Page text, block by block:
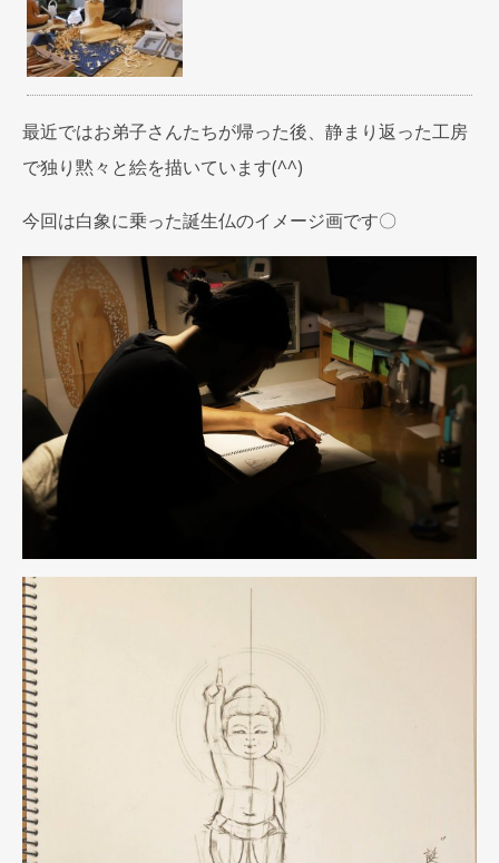
最近ではお弟子さんたちが帰った後、静まり返った工房
で独り黙々と絵を描いています(^^)
今回は白象に乗った誕生仏のイメージ画です〇